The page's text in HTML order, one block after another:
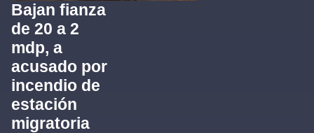
Bajan fianza
de 20 a 2
mdp, a
acusado por
incendio de
estación
migratoria